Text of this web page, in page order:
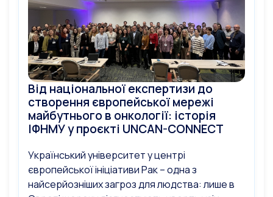
Від національної експертизи до
створення європейської мережі
майбутнього в онкології: історія
ІФНМУ у проєкті UNCAN-CONNECT
Український університет у центрі
європейської ініціативи Рак – одна з
найсерйозніших загроз для людства: лише в